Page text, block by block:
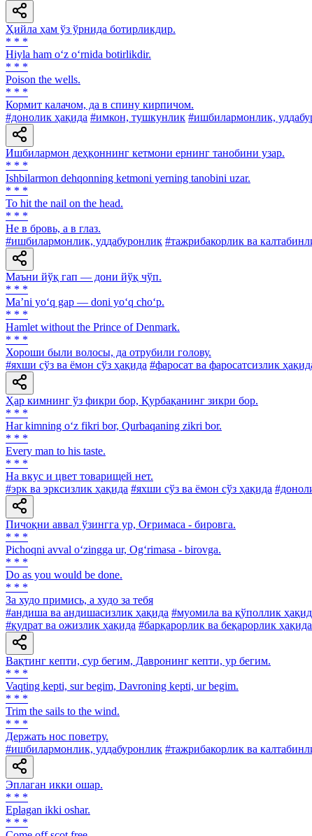
Ҳийла ҳам ўз ўрнида ботирликдир.
* * *
Hiyla ham o‘z o‘rnida botirlikdir.
* * *
Poison the wells.
* * *
Кормит калачом, да в спину кирпичом.
#донолик ҳақида #имкон, тушкунлик #ишбилармонлик,
Ишбилармон деҳқоннинг кетмони ернинг танобини узар.
* * *
Ishbilarmon dehqonning ketmoni yerning tanobini uzar.
* * *
To hit the nail on the head.
* * *
Нe в бровь, а в глаз.
#ишбилармонлик, уддабуронлик #тажрибакорлик ва
Маъни йўқ гап — дони йўқ чўп.
* * *
Ma’ni yo‘q gap — doni yo‘q cho‘p.
* * *
Hamlet without the Prince of Denmark.
* * *
Хороши были волосы, да отрубили голову.
#яхши сўз ва ёмон сўз ҳақида #фаросат ва фаросатсизлик
Ҳар кимнинг ўз фикри бор, Қурбақанинг зикри бор.
* * *
Har kimning o‘z fikri bor, Qurbaqaning zikri bor.
* * *
Every man to his taste.
* * *
На вкус и цвет товарищей нет.
#эрк ва эрксизлик ҳақида #яхши сўз ва ёмон сўз ҳақида
Пичоқни аввал ўзингга ур, Оғримаса - бировга.
* * *
Pichoqni avval o‘zingga ur, Og‘rimasa - birovga.
* * *
Do as you would be done.
* * *
За худо примись, а худо за тебя
#андиша ва андишасизлик ҳақида #муомила ва қўполлик
#қудрат ва ожизлик ҳақида #барқарорлик ва беқарорлик ҳақида
Вақтинг кепти, сур бегим, Давронинг кепти, ур бегим.
* * *
Vaqting kepti, sur begim, Davroning kepti, ur begim.
* * *
Trim the sails to the wind.
* * *
Держать нос поветру.
#ишбилармонлик, уддабуронлик #тажрибакорлик ва
Эплаган икки ошар.
* * *
Eplagan ikki oshar.
* * *